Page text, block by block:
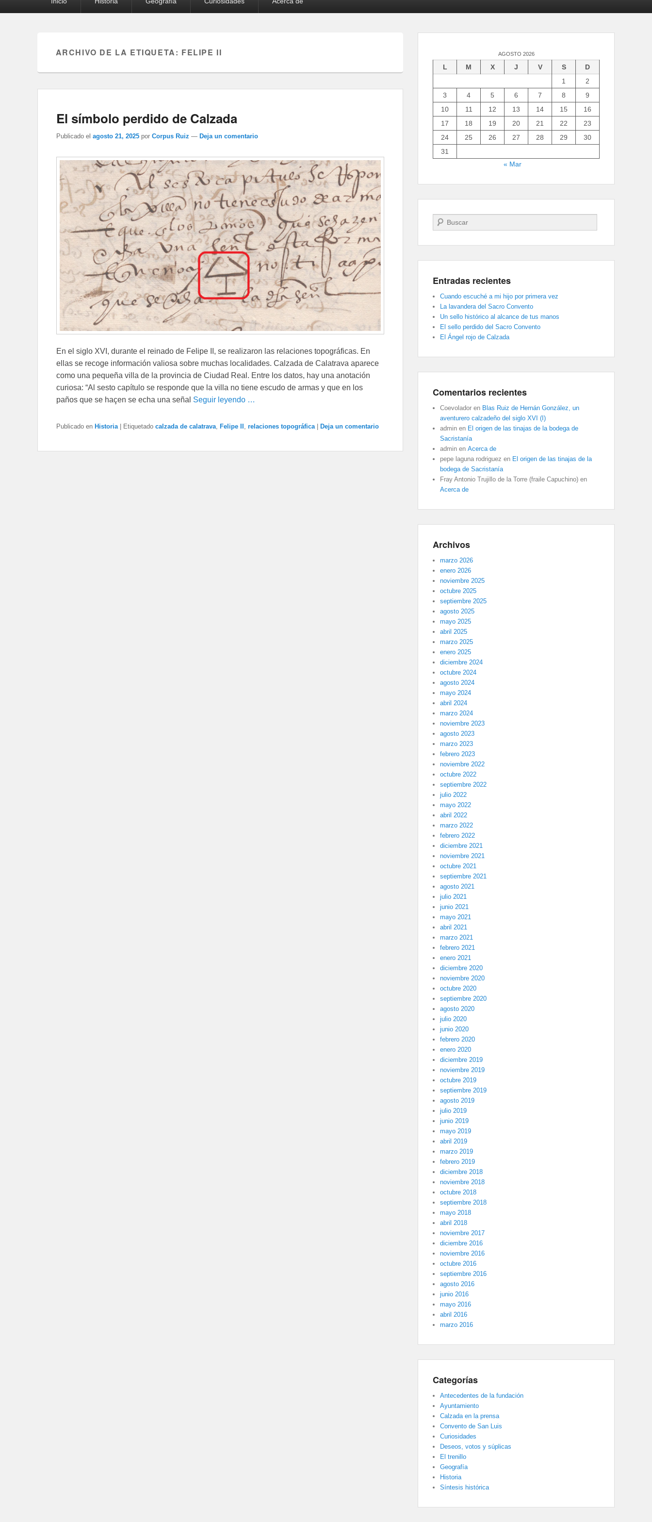
ARCHIVO DE LA ETIQUETA: FELIPE II
El símbolo perdido de Calzada
Publicado el agosto 21, 2025 por Corpus Ruiz — Deja un comentario
En el siglo XVI, durante el reinado de Felipe II, se realizaron las relaciones topográficas. En
ellas se recoge información valiosa sobre muchas localidades. Calzada de Calatrava aparece
como una pequeña villa de la provincia de Ciudad Real. Entre los datos, hay una anotación
curiosa: “Al sesto capítulo se responde que la villa no tiene escudo de armas y que en los
paños que se haçen se echa una señal Seguir leyendo …
Publicado en Historia | Etiquetado calzada de calatrava Felipe II relaciones topográfica | Deja un comentario
AGOSTO 2026
L M X J V S
D
1
2
3
4 5 6 7 8
9
10
11 12 13 14 15
16
17
18 19 20 21 22
23
24
25 26 27 28 29
30
31
« Mar
Buscar
Entradas recientes
Cuando escuché a mi hijo por primera vez
La lavandera del Sacro Convento
Un sello histórico al alcance de tus manos
El sello perdido del Sacro Convento
El Ángel rojo de Calzada
Comentarios recientes
Coevolador en Blas Ruiz de Hernán González, un
aventurero calzadeño del siglo XVI (I)
admin en El origen de las tinajas de la bodega de
Sacristanía
admin en Acerca de
pepe laguna rodriguez en El origen de las tinajas de la
bodega de Sacristanía
Fray Antonio Trujillo de la Torre (fraile Capuchino) en
Acerca de
Archivos
marzo 2026
enero 2026
noviembre 2025
octubre 2025
septiembre 2025
agosto 2025
mayo 2025
abril 2025
marzo 2025
enero 2025
diciembre 2024
octubre 2024
agosto 2024
mayo 2024
abril 2024
marzo 2024
noviembre 2023
agosto 2023
marzo 2023
febrero 2023
noviembre 2022
octubre 2022
septiembre 2022
julio 2022
mayo 2022
abril 2022
marzo 2022
febrero 2022
diciembre 2021
noviembre 2021
octubre 2021
septiembre 2021
agosto 2021
julio 2021
junio 2021
mayo 2021
abril 2021
marzo 2021
febrero 2021
enero 2021
diciembre 2020
noviembre 2020
octubre 2020
septiembre 2020
agosto 2020
julio 2020
junio 2020
febrero 2020
enero 2020
diciembre 2019
noviembre 2019
octubre 2019
septiembre 2019
agosto 2019
julio 2019
junio 2019
mayo 2019
abril 2019
marzo 2019
febrero 2019
diciembre 2018
noviembre 2018
octubre 2018
septiembre 2018
mayo 2018
abril 2018
noviembre 2017
diciembre 2016
noviembre 2016
octubre 2016
septiembre 2016
agosto 2016
junio 2016
mayo 2016
abril 2016
marzo 2016
Categorías
Antecedentes de la fundación
Ayuntamiento
Calzada en la prensa
Convento de San Luis
Curiosidades
Deseos, votos y súplicas
El trenillo
Geografía
Historia
Síntesis histórica